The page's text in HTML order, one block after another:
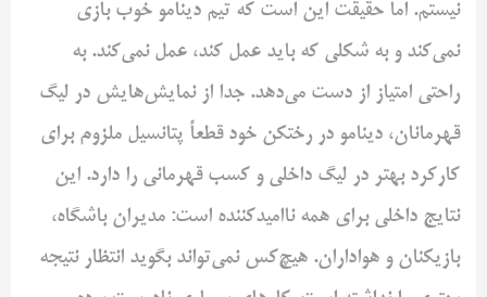
نیستم. اما حقیقت این است که تیم دینامو خوب بازی
نمی‌کند و به شکلی که باید عمل کند، عمل نمی‌کند. به
راحتی امتیاز از دست می‌دهد. جدا از نمایش‌هایش در لیگ
قهرمانان، دینامو در رختکن خود قطعاً پتانسیل ملزوم برای
کارکرد بهتر در لیگ داخلی و کسب قهرمانی را دارد. این
نتایج داخلی برای همه ناامیدکننده است: مدیران باشگاه،
بازیکنان و هواداران. هیچ‌کس نمی‌تواند بگوید انتظار نتیجه